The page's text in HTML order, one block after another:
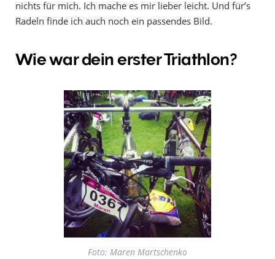
nichts für mich. Ich mache es mir lieber leicht. Und für’s
Radeln finde ich auch noch ein passendes Bild.
Wie war dein erster Triathlon?
Foto: Maren Martschenko